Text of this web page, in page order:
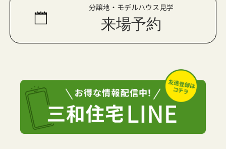
分譲地・モデルハウス見学
来場予約